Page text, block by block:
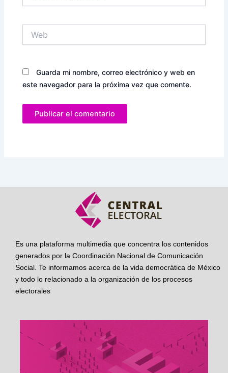
Guarda mi nombre, correo electrónico y web en
este navegador para la próxima vez que comente.
Es una plataforma multimedia que concentra los contenidos
generados por la Coordinación Nacional de Comunicación
Social. Te informamos acerca de la vida democrática de México
y todo lo relacionado a la organización de los procesos
electorales